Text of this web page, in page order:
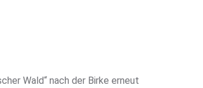
Wald“ nach der Birke erneut